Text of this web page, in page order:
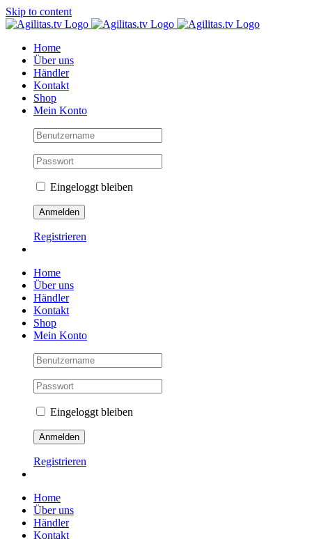
Skip to content
Home
Über uns
Händler
Kontakt
Shop
Mein Konto
Eingeloggt bleiben
Registrieren
Home
Über uns
Händler
Kontakt
Shop
Mein Konto
Eingeloggt bleiben
Registrieren
Home
Über uns
Händler
Kontakt